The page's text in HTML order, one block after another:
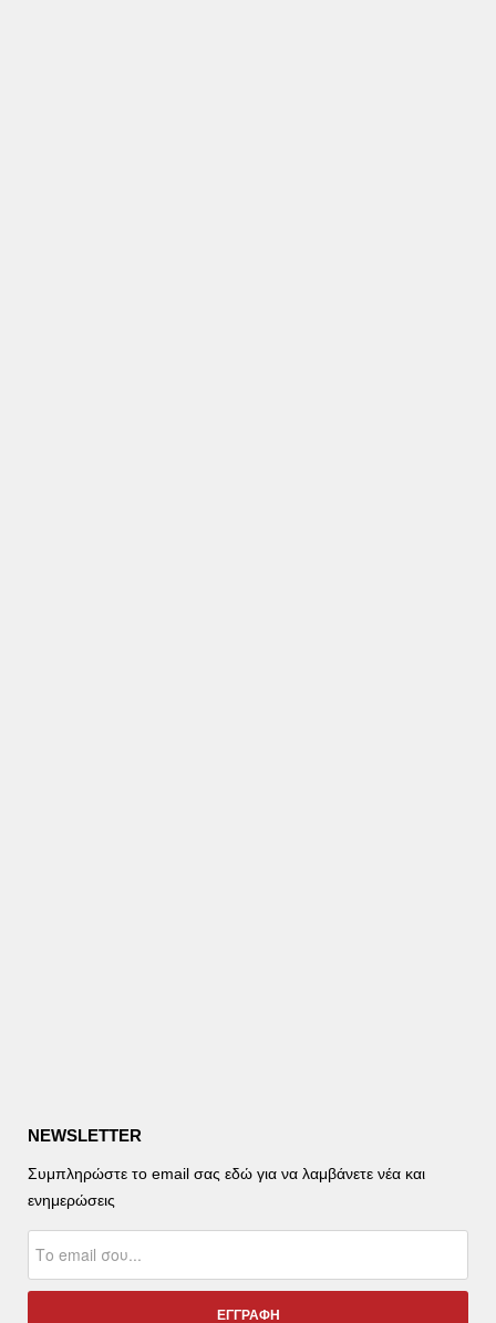
NEWSLETTER
Συμπληρώστε το email σας εδώ για να λαμβάνετε νέα και
ενημερώσεις